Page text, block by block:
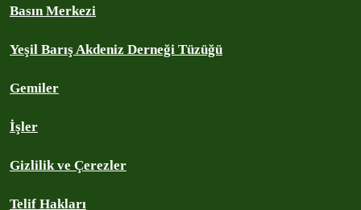
Basın Merkezi
Yeşil Barış Akdeniz Derneği Tüzüğü
Gemiler
İşler
Gizlilik ve Çerezler
Telif Hakları